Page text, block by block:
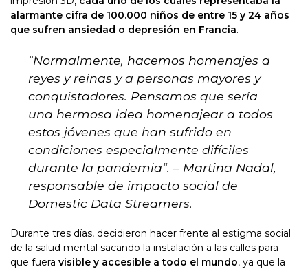
alarmante cifra de 100.000 niños de entre 15 y 24 años
que sufren ansiedad o depresión en Francia.
“Normalmente, hacemos homenajes a
reyes y reinas y a personas mayores y
conquistadores. Pensamos que sería
una hermosa idea homenajear a todos
estos jóvenes que han sufrido en
condiciones especialmente difíciles
durante la pandemia“. – Martina Nadal,
responsable de impacto social de
Domestic Data Streamers.
Durante tres días, decidieron hacer frente al estigma social
de la salud mental sacando la instalación a las calles para
que fuera visible y accesible a todo el mundo, ya que la